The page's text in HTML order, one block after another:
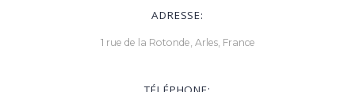
ADRESSE:
1 rue de la Rotonde, Arles, France